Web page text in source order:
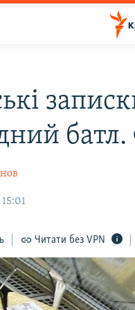
батл.
Читати без VPN